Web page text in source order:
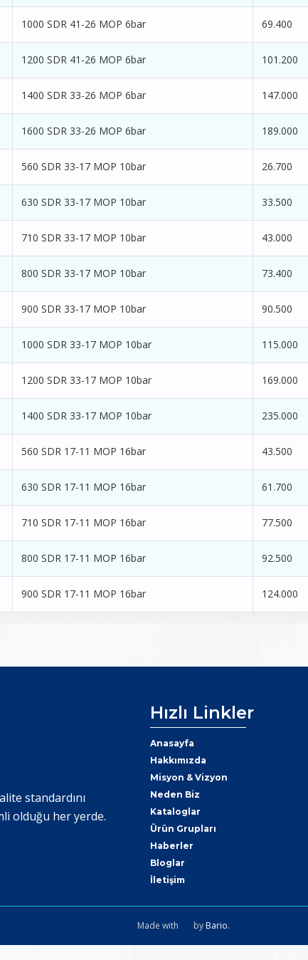
1000 SDR 41-26 MOP 6bar 69.400
1200 SDR 41-26 MOP 6bar 101.200
1400 SDR 33-26 MOP 6bar 147.000
1600 SDR 33-26 MOP 6bar 189.000
560 SDR 33-17 MOP 10bar 26.700
630 SDR 33-17 MOP 10bar 33.500
710 SDR 33-17 MOP 10bar 43.000
800 SDR 33-17 MOP 10bar 73.400
900 SDR 33-17 MOP 10bar 90.500
1000 SDR 33-17 MOP 10bar 115.000
1200 SDR 33-17 MOP 10bar 169.000
1400 SDR 33-17 MOP 10bar 235.000
560 SDR 17-11 MOP 16bar 43.500
630 SDR 17-11 MOP 16bar 61.700
710 SDR 17-11 MOP 16bar 77.500
800 SDR 17-11 MOP 16bar 92.500
900 SDR 17-11 MOP 16bar 124.000
standardını
olduğu her yerde.
Hızlı Linkler
Anasayfa
Hakkımızda
Misyon & Vizyon
Neden Biz
Kataloglar
Ürün Grupları
Haberler
Bloglar
İletişim
Made with by Bario.